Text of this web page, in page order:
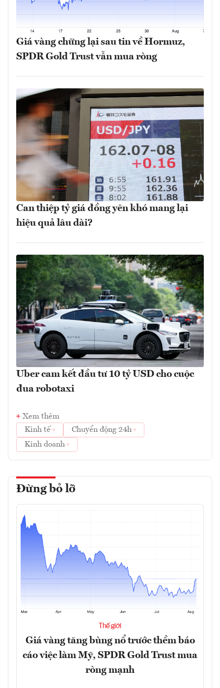
Giá vàng chững lại sau tin về Hormuz,
SPDR Gold Trust vẫn mua ròng
Can thiệp tỷ giá đồng yên khó mang lại
hiệu quả lâu dài?
Uber cam kết đầu tư 10 tỷ USD cho cuộc
đua robotaxi
Xem thêm
Kinh tế
Chuyển động 24h
Kinh doanh
Đừng bỏ lỡ
Thế giới
Giá vàng tăng bùng nổ trước thềm báo
cáo việc làm Mỹ, SPDR Gold Trust mua
ròng mạnh